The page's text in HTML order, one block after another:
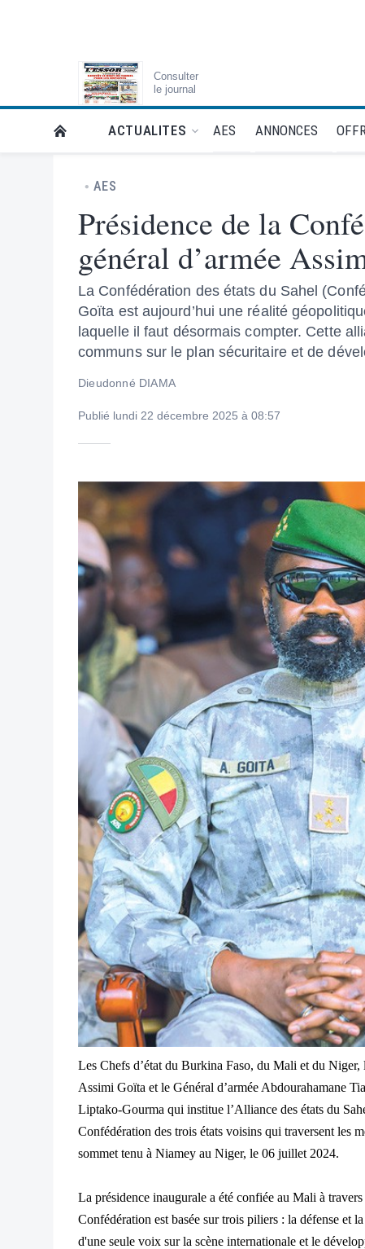
Consulter
le journal
RETOUR À LA PAGE D’ACCUEIL DE L'ESSOR
ACTUALITES AES ANNONCES
AES
Présidence de la
général d’armée
La Confédération des états du Sahel
Goïta est aujourd’hui une réalité
laquelle il faut désormais compter. Cette
communs sur le plan sécuritaire et de
Dieudonné DIAMA
Publié lundi 22 décembre 2025 à 08:57
Les Chefs d’état du Burkina Faso, du Mali et du
Assimi Goïta et le Général d’armée Abdourahamane
Liptako-Gourma qui institue l’Alliance des états du
Confédération des trois états voisins qui traversent les
sommet tenu à Niamey au Niger, le 06 juillet 2024.
La présidence inaugurale a été confiée au Mali à
Confédération est basée sur trois piliers : la défense et
d'une seule voix sur la scène internationale et le